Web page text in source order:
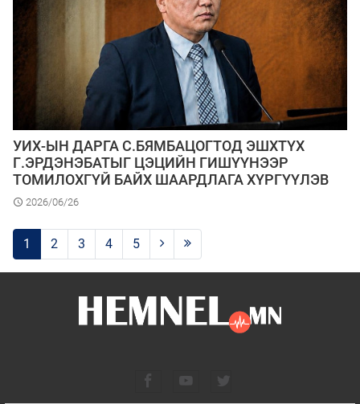
УИХ-ЫН ДАРГА С.БЯМБАЦОГТОД ЭШХТҮХ
Г.ЭРДЭНЭБАТЫГ ЦЭЦИЙН ГИШҮҮНЭЭР
ТОМИЛОХГҮЙ БАЙХ ШААРДЛАГА ХҮРГҮҮЛЭВ
2026/06/26
1 2 3 4 5